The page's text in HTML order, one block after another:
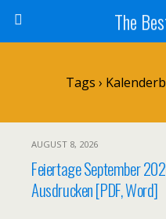
The
Tags ›
AUGUST 8, 2026
Feiertage September
Ausdrucken [PDF, Word]